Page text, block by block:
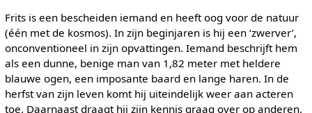
Frits is een bescheiden iemand en heeft oog voor de natuur
(één met de kosmos). In zijn beginjaren is hij een ‘zwerver’,
onconventioneel in zijn opvattingen. Iemand beschrijft hem
als een dunne, benige man van 1,82 meter met heldere
blauwe ogen, een imposante baard en lange haren. In de
herfst van zijn leven komt hij uiteindelijk weer aan acteren
toe. Daarnaast draagt hij zijn kennis graag over op anderen.